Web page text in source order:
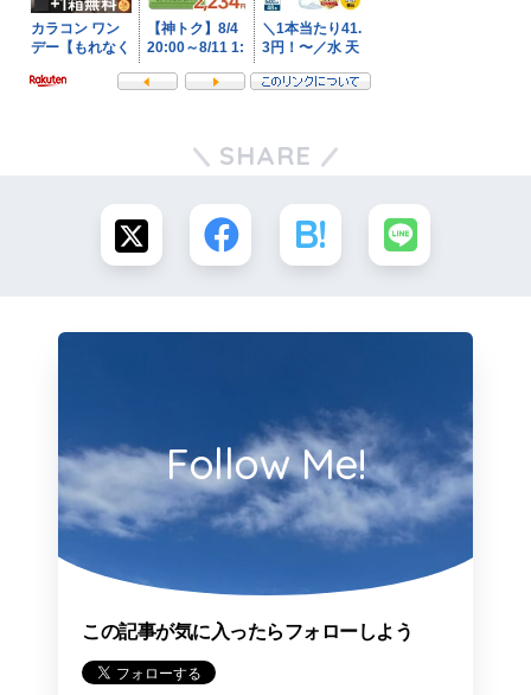
SHARE
Follow Me!
この記事が気に入ったらフォローしよう